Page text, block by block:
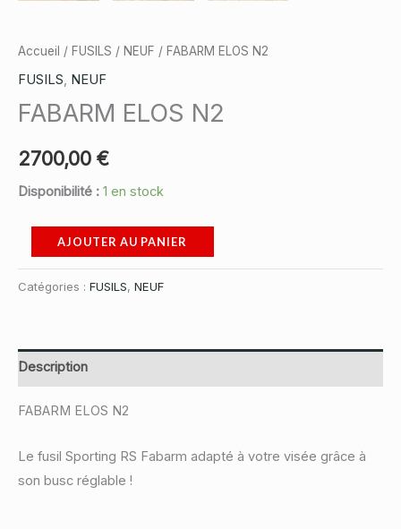
Accueil / FUSILS / NEUF / FABARM ELOS N2
FUSILS, NEUF
FABARM ELOS N2
2700,00 €
Disponibilité : 1 en stock
quantité
de
FABARM
AJOUTER AU PANIER
Catégories : FUSILS, NEUF
Description
FABARM ELOS N2
Le fusil Sporting RS Fabarm adapté à votre visée grâce à
son busc réglable !